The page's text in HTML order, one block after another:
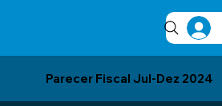
Parecer Fiscal Jul-Dez 2024